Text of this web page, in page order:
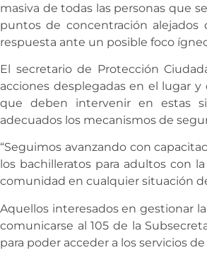
masiva de todas las personas que
puntos de concentración alejados
respuesta ante un posible foco
El secretario de Protección
acciones desplegadas en el lugar
que deben intervenir en estas
adecuados los mecanismos de
“Seguimos avanzando con
los bachilleratos para adultos con
comunidad en cualquier situación
Aquellos interesados en gestionar
comunicarse al 105 de la
para poder acceder a los servicios